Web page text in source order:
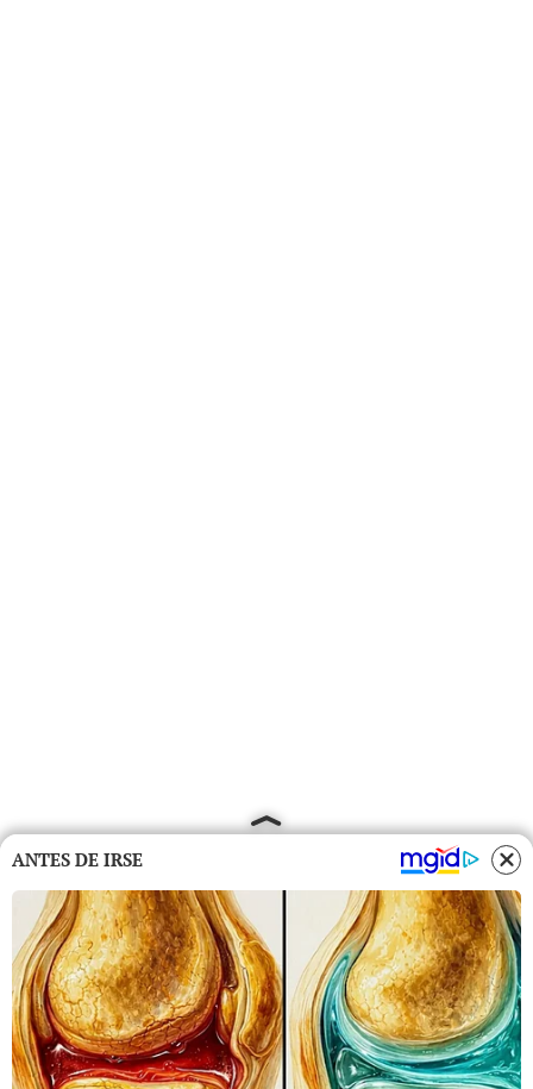
ANTES DE IRSE